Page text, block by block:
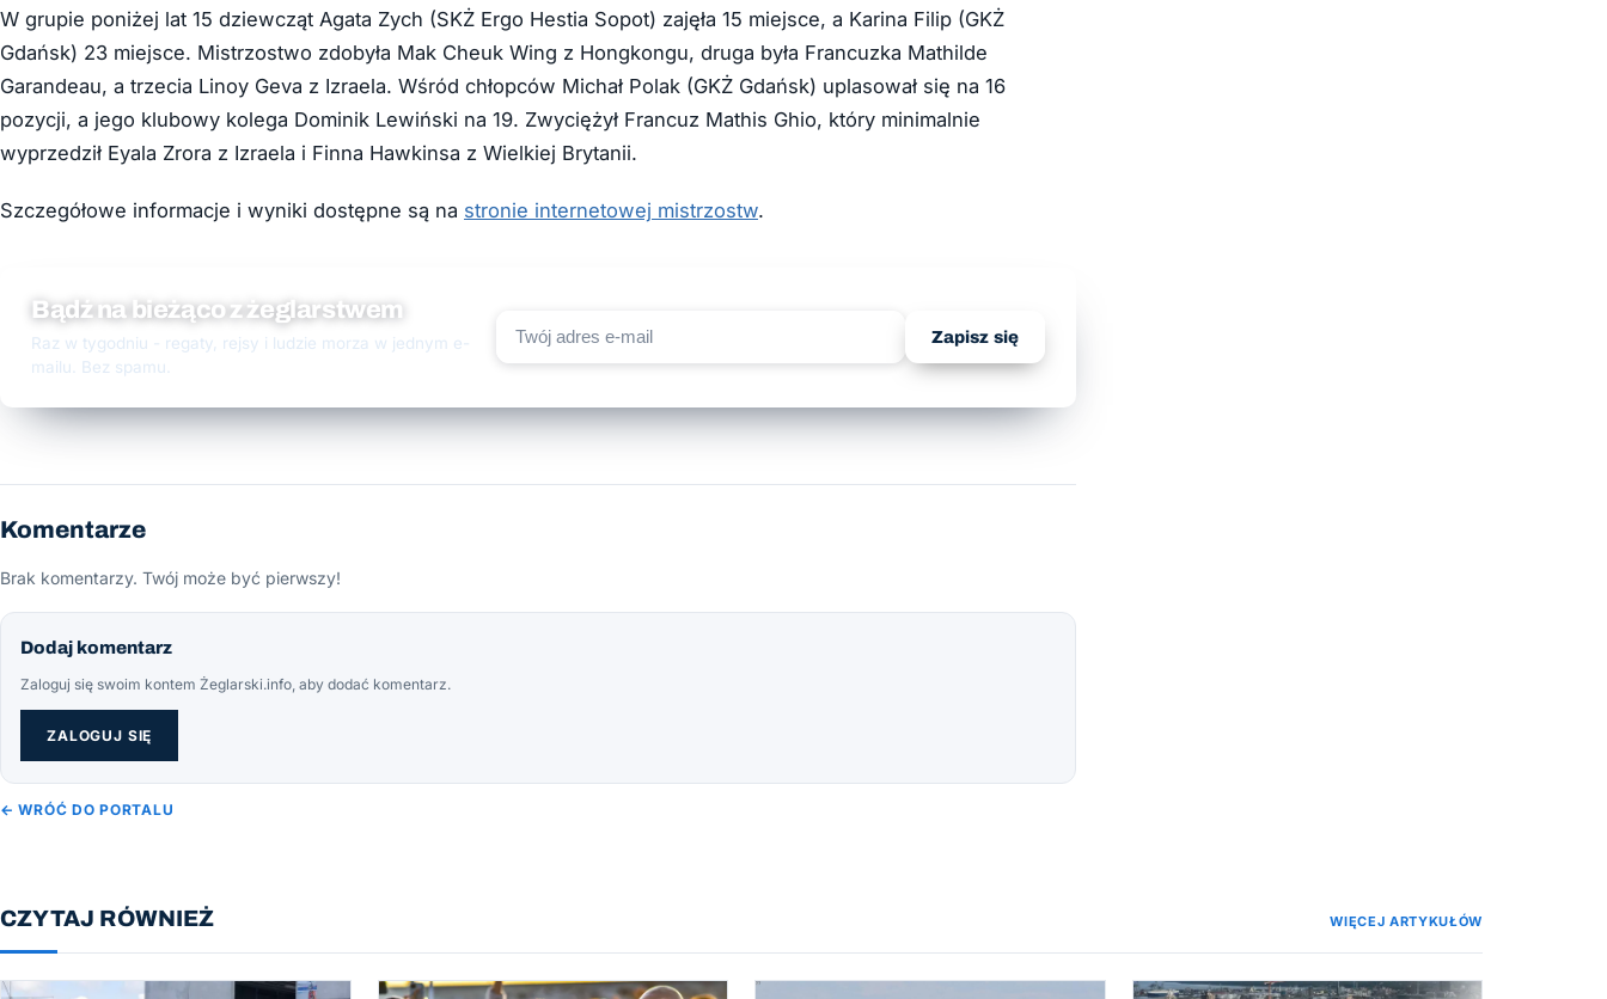
W grupie poniżej lat 15 dziewcząt Agata Zych (SKŻ Ergo Hestia Sopot) zajęła 15 miejsce, a Karina Filip (GKŻ
Gdańsk) 23 miejsce. Mistrzostwo zdobyła Mak Cheuk Wing z Hongkongu, druga była Francuzka Mathilde
Garandeau, a trzecia Linoy Geva z Izraela. Wśród chłopców Michał Polak (GKŻ Gdańsk) uplasował się na 16
pozycji, a jego klubowy kolega Dominik Lewiński na 19. Zwyciężył Francuz Mathis Ghio, który minimalnie
wyprzedził Eyala Zrora z Izraela i Finna Hawkinsa z Wielkiej Brytanii.
Szczegółowe informacje i wyniki dostępne są na stronie internetowej mistrzostw.
Bądź na bieżąco z żeglarstwem
Raz w tygodniu - regaty, rejsy i ludzie morza w jednym e-
mailu. Bez spamu.
Zapisz się
Komentarze
Brak komentarzy. Twój może być pierwszy!
Dodaj komentarz
Zaloguj się swoim kontem Żeglarski.info, aby dodać komentarz.
ZALOGUJ SIĘ
← WRÓĆ DO PORTALU
CZYTAJ RÓWNIEŻ WIĘCEJ ARTYKUŁÓW